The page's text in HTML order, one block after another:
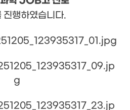
진행하였습니다.